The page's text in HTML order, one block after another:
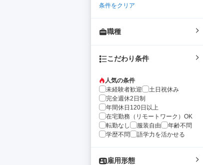
条件をクリア
職種
こだわり条件
人気の条件
未経験者歓迎
土日祝休み
完全週休2日制
年間休日120日以上
在宅勤務（リモートワーク）OK
転勤なし
服装自由
年齢不問
学歴不問
語学力を活かせる
雇用形態